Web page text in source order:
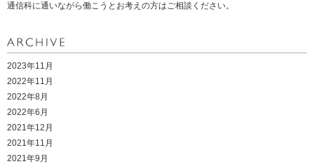
通信科に通いながら働こうとお考えの方はご相談ください。
2023年11月
2022年11月
2022年8月
2022年6月
2021年12月
2021年11月
2021年9月